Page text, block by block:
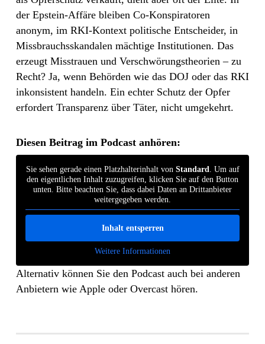
der Epstein-Affäre bleiben Co-Konspiratoren
anonym, im RKI-Kontext politische Entscheider, in
Missbrauchsskandalen mächtige Institutionen. Das
erzeugt Misstrauen und Verschwörungstheorien – zu
Recht? Ja, wenn Behörden wie das DOJ oder das RKI
inkonsistent handeln. Ein echter Schutz der Opfer
erfordert Transparenz über Täter, nicht umgekehrt.
Diesen Beitrag im Podcast anhören:
Sie sehen gerade einen Platzhalterinhalt von Standard. Um auf
den eigentlichen Inhalt zuzugreifen, klicken Sie auf den Button
unten. Bitte beachten Sie, dass dabei Daten an Drittanbieter
weitergegeben werden.
Inhalt entsperren
Weitere Informationen
Alternativ können Sie den Podcast auch bei anderen
Anbietern wie Apple oder Overcast hören.